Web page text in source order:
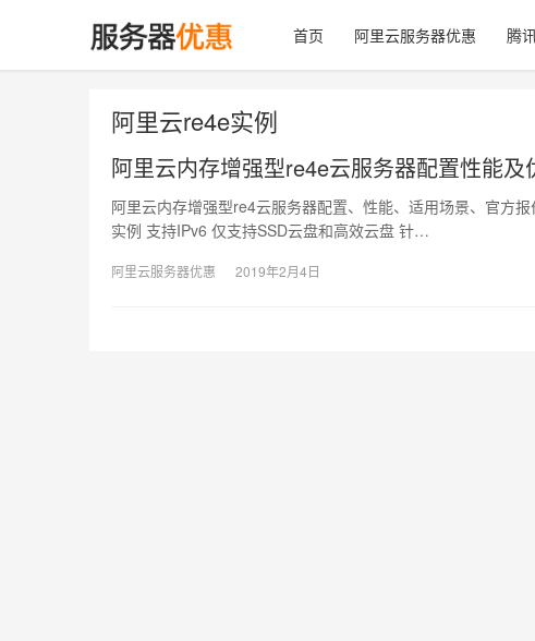
首页 阿里云服务器优惠 腾
阿里云re4e实例
阿里云内存增强型re4e云服务器配置性能及
阿里云内存增强型re4云服务器配置、性能、适用场景、官方
实例 支持IPv6 仅支持SSD云盘和高效云盘 针…
阿里云服务器优惠 2019年2月4日